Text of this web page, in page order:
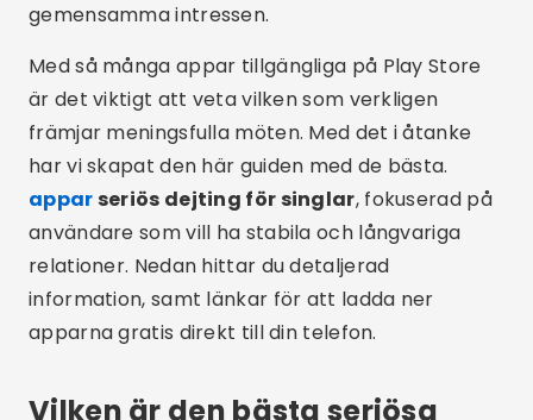
gemensamma intressen.
Med så många appar tillgängliga på Play Store
är det viktigt att veta vilken som verkligen
främjar meningsfulla möten. Med det i åtanke
har vi skapat den här guiden med de bästa.
appar seriös dejting för singlar, fokuserad på
användare som vill ha stabila och långvariga
relationer. Nedan hittar du detaljerad
information, samt länkar för att ladda ner
apparna gratis direkt till din telefon.
Vilken är den bästa seriösa